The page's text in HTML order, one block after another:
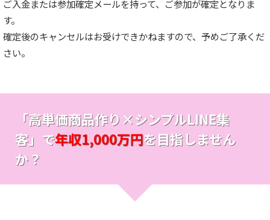
ご入金または参加確定メールを持って、ご参加が確定となりま
す。
確定後のキャンセルはお受けできかねますので、予めご了承くだ
さい。
「高単価商品作り×シンプルLINE集
客」で年収1,000万円を目指しません
か？